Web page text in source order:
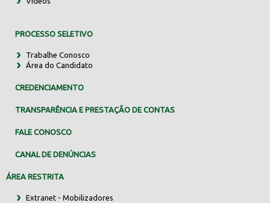
PROCESSO SELETIVO
Trabalhe Conosco
Área do Candidato
CREDENCIAMENTO
TRANSPARÊNCIA E PRESTAÇÃO DE CONTAS
FALE CONOSCO
CANAL DE DENÚNCIAS
ÁREA RESTRITA
Extranet - Mobilizadores